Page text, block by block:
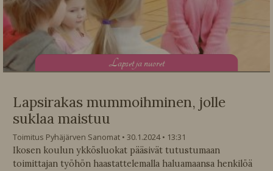
Lapset ja nuoret
Lapsirakas mummoihminen, jolle
suklaa maistuu
Toimitus Pyhäjärven Sanomat 30.1.2024
13:31
Ikosen koulun ykkösluokat pääsivät tutustumaan
toimittajan työhön haastattelemalla haluamaansa henkilöä